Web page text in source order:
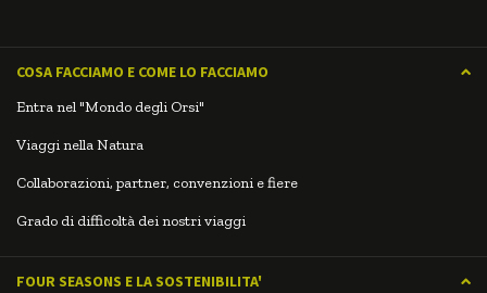
COSA FACCIAMO E COME LO FACCIAMO
Entra nel "Mondo degli Orsi"
Viaggi nella Natura
Collaborazioni, partner, convenzioni e fiere
Grado di difficoltà dei nostri viaggi
FOUR SEASONS E LA SOSTENIBILITA'